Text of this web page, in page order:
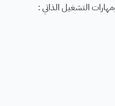
التشغيل الذاتي :